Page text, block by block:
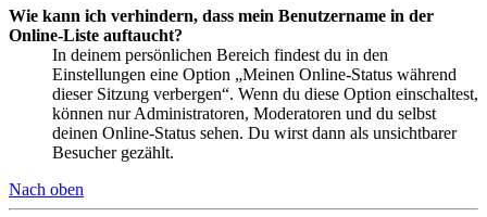
Wie kann ich verhindern, dass mein Benutzername in der
Online-Liste auftaucht?
In deinem persönlichen Bereich findest du in den
Einstellungen eine Option „Meinen Online-Status während
dieser Sitzung verbergen“. Wenn du diese Option einschaltest,
können nur Administratoren, Moderatoren und du selbst
deinen Online-Status sehen. Du wirst dann als unsichtbarer
Besucher gezählt.
Nach oben